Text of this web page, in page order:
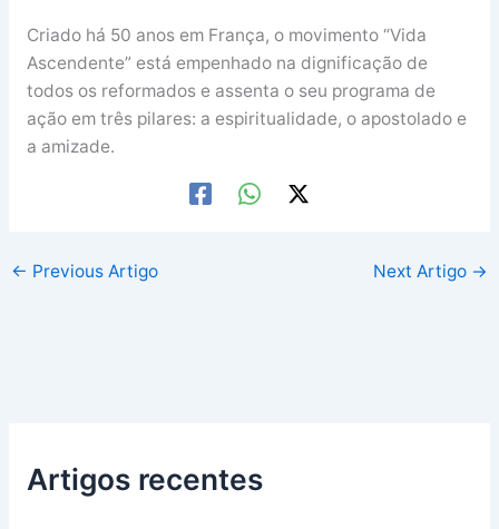
Criado há 50 anos em França, o movimento “Vida
Ascendente” está empenhado na dignificação de
todos os reformados e assenta o seu programa de
ação em três pilares: a espiritualidade, o apostolado e
a amizade.
← Previous Artigo Next Artigo →
Artigos recentes